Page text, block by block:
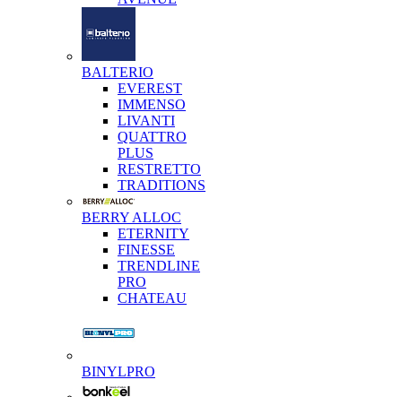
BALTERIO
EVEREST
IMMENSO
LIVANTI
QUATTRO
PLUS
RESTRETTO
TRADITIONS
BERRY ALLOC
ETERNITY
FINESSE
TRENDLINE
PRO
CHATEAU
BINYLPRO